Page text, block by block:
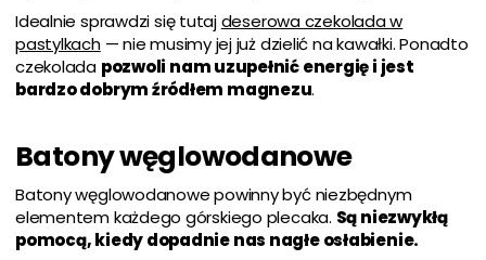
Idealnie sprawdzi się tutajdeserowa czekolada w
pastylkach— nie musimy jej już dzielić na kawałki. Ponadto
czekolada pozwoli nam uzupełnić energię i jest
bardzo dobrym źródłem magnezu.
Batony węglowodanowe
Batony węglowodanowe powinny być niezbędnym
elementem każdego górskiego plecaka. Są niezwykłą
pomocą, kiedy dopadnie nas nagłe osłabienie.